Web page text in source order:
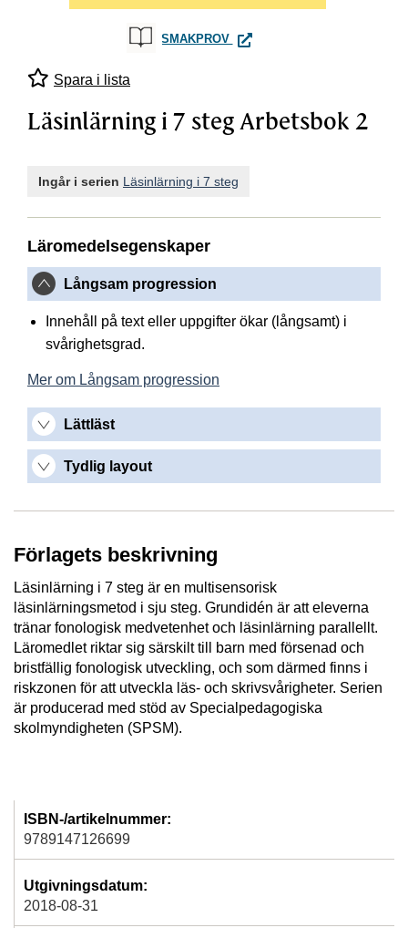
SMAKPROV LÄSINLÄRNING I 7 STEG
Spara i lista
Läsinlärning i 7 steg Arbetsbok 2
Ingår i serien Läsinlärning i 7 steg
Läromedelsegenskaper
Långsam progression
Innehåll på text eller uppgifter ökar (långsamt) i
svårighetsgrad.
Mer om Långsam progression
Lättläst
Tydlig layout
Förlagets beskrivning
Läsinlärning i 7 steg är en multisensorisk
läsinlärningsmetod i sju steg. Grundidén är att eleverna
tränar fonologisk medvetenhet och läsinlärning parallellt.
Läromedlet riktar sig särskilt till barn med försenad och
bristfällig fonologisk utveckling, och som därmed finns i
riskzonen för att utveckla läs- och skrivsvårigheter. Serien
är producerad med stöd av Specialpedagogiska
skolmyndigheten (SPSM).
ISBN-/artikelnummer:
9789147126699
Utgivningsdatum:
2018-08-31